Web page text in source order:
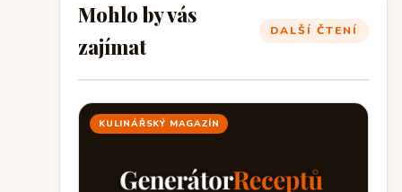
Mohlo by vás
zajímat
DALŠÍ ČTENÍ
KULINÁŘSKÝ MAGAZÍN